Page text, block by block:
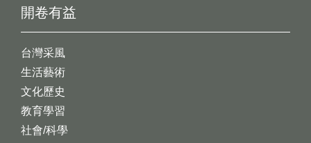
開卷有益
台灣采風
生活藝術
文化歷史
教育學習
社會/科學